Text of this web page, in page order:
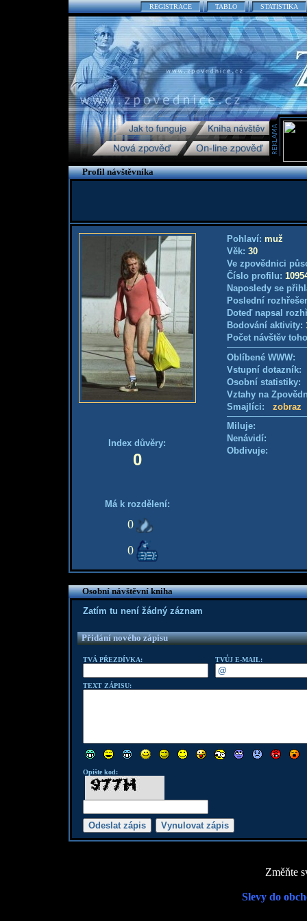
REGISTRACE TABLO STATISTIKA
Profil návštěvníka
Index důvěry:
0
Má k rozdělení:
0
0
Pohlaví: muž
Věk: 30
Ve zpovědnici
Číslo profilu:
Naposledy se
Poslední
Doteď napsal
Bodování aktivity:
Počet návštěv
Oblíbené WWW:
Vstupní
Osobní
Vztahy na
Smajlíci: zobraz
Miluje:
Nenávidí:
Obdivuje:
Osobní návštěvní kniha
Zatím tu není žádný záznam
Přidání nového zápisu
TVÁ PŘEZDÍVKA: TVŮJ E-MAIL:
TEXT ZÁPISU:
Opište kod:
Změňte
Slevy do